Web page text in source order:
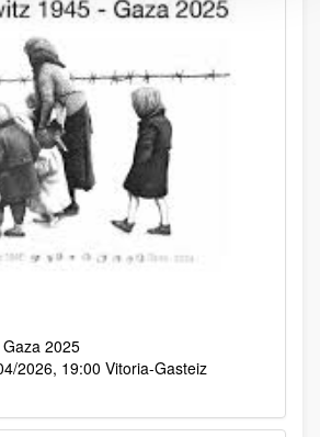
2025
2026, 19:00 Vitoria-Gasteiz